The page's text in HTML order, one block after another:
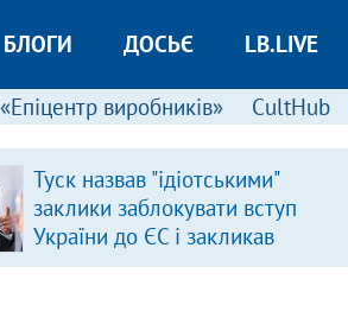
БЛОГИ ДОСЬЄ LB.LIVE
«Епіцентр виробників» CultHub
Туск назвав "ідіотськими"
заклики заблокувати вступ
України до ЄС і закликав
припинити антиукраїнську